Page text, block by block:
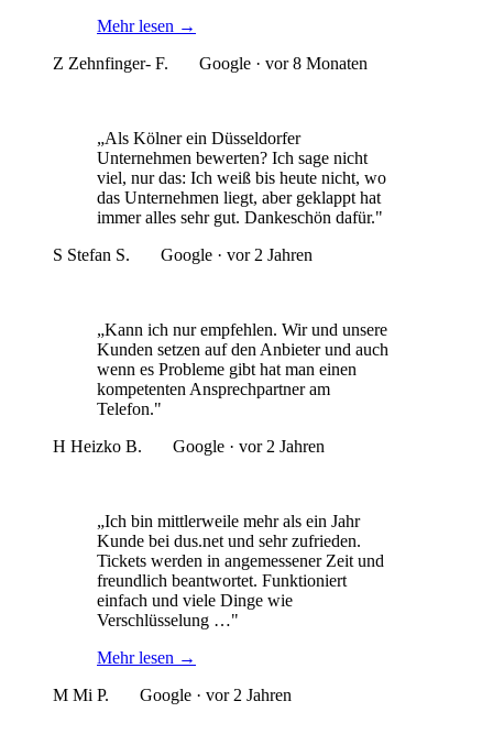
Mehr lesen →
Z Zehnfinger- F. Google · vor 8 Monaten
„Als Kölner ein Düsseldorfer
Unternehmen bewerten? Ich sage nicht
viel, nur das: Ich weiß bis heute nicht, wo
das Unternehmen liegt, aber geklappt hat
immer alles sehr gut. Dankeschön dafür."
S Stefan S. Google · vor 2 Jahren
„Kann ich nur empfehlen. Wir und unsere
Kunden setzen auf den Anbieter und auch
wenn es Probleme gibt hat man einen
kompetenten Ansprechpartner am
Telefon."
H Heizko B. Google · vor 2 Jahren
„Ich bin mittlerweile mehr als ein Jahr
Kunde bei dus.net und sehr zufrieden.
Tickets werden in angemessener Zeit und
freundlich beantwortet. Funktioniert
einfach und viele Dinge wie
Verschlüsselung …"
Mehr lesen →
M Mi P. Google · vor 2 Jahren